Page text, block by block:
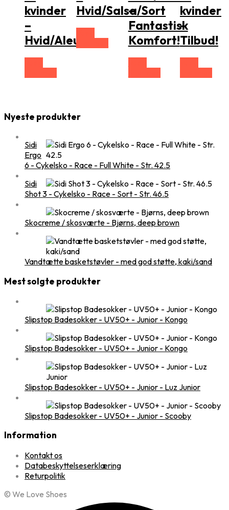
kvinder
–
Hvid/Aleutian
Hvid/Salsa/Sort
–
Fantastisk
Komfort!
kvinder
–
Tilbud!
Nyeste produkter
Sidi
Ergo
6 - Cykelsko - Race - Full White - Str. 42.5
Sidi
Shot 3 - Cykelsko - Race - Sort - Str. 46.5
Skocreme / skosværte - Bjørns, deep brown
Vandtætte basketstøvler - med god støtte, kaki/sand
Mest solgte produkter
Slipstop Badesokker - UV50+ - Junior - Kongo
Slipstop Badesokker - UV50+ - Junior - Kongo
Slipstop Badesokker - UV50+ - Junior - Luz Junior
Slipstop Badesokker - UV50+ - Junior - Scooby
Information
Kontakt os
Databeskyttelseserklæring
Returpolitik
© We Love Shoes